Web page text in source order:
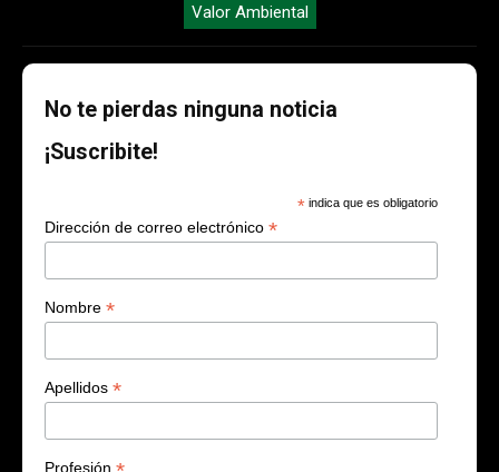
Valor Ambiental
No te pierdas ninguna noticia
¡Suscribite!
* indica que es obligatorio
Dirección de correo electrónico *
Nombre *
Apellidos *
Profesión